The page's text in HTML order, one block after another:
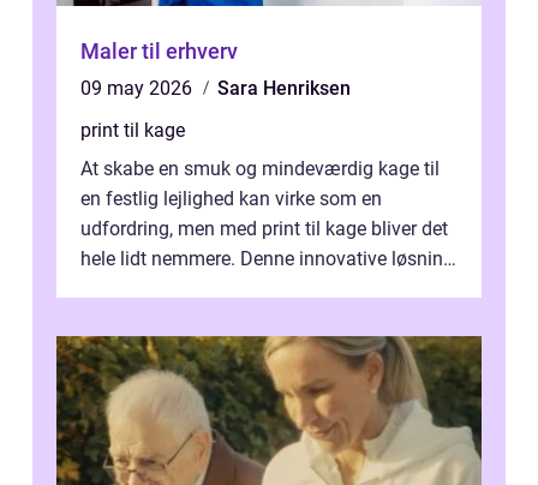
Maler til erhverv
09 may 2026
Sara Henriksen
print til kage
At skabe en smuk og mindeværdig kage til
en festlig lejlighed kan virke som en
udfordring, men med print til kage bliver det
hele lidt nemmere. Denne innovative løsning